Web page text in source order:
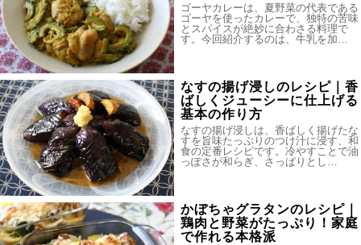
ゴーヤカレーは、夏野菜の代表である
ゴーヤを使ったカレーで、独特の苦味
とスパイスが絶妙に合わさる料理で
す。今回紹介するのは、牛乳を加…
なすの揚げ浸しのレシピ｜香
ばしくジューシーに仕上げる
基本の作り方
なすの揚げ浸しは、香ばしく揚げたな
すを旨味たっぷりのつけ汁に浸す、和
食の定番レシピです。冷やすことで油
っぽさが和らぎ、さっぱりとし…
かぼちゃグラタンのレシピ｜
鶏肉と野菜がたっぷり！家庭
で作れる本格派